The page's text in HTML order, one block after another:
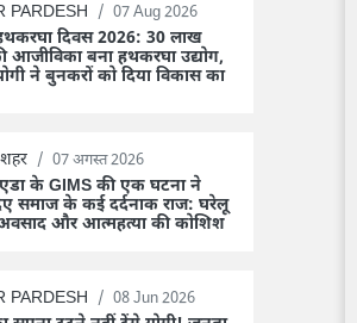
PARDESH / 07 Aug 2026
हथकरघा दिवस 2026: 30 लाख
आजीविका बना हथकरघा उद्योग,
ने बुनकरों को दिया विकास का
/ 07 अगस्त 2026
के GIMS की एक घटना ने
समाज के कई दर्दनाक राज: घरेलू
और आत्महत्या की कोशिश
PARDESH / 08 Jun 2026